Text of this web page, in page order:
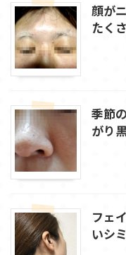
顔が
たく
季節
がり
フェ
いシミ